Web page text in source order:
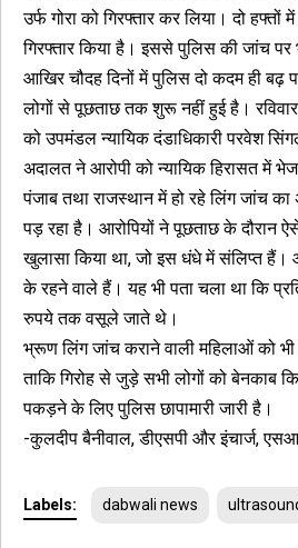
उर्फ गोरा को गिरफ्तार कर लिया। दो
गिरफ्तार किया है। इससे पुलिस की जांच पर
आखिर चौदह दिनों में पुलिस दो कदम ही बढ़
लोगों से पूछताछ तक शुरू नहीं हुई है।
को उपमंडल न्यायिक दंडाधिकारी परवेश
अदालत ने आरोपी को न्यायिक हिरासत में
पंजाब तथा राजस्थान में हो रहे लिंग जांच
पड़ रहा है। आरोपियों ने पूछताछ के दौरान
खुलासा किया था, जो इस धंधे में संलिप्त हैं।
के रहने वाले हैं। यह भी पता चला था कि
रुपये तक वसूले जाते थे।
भ्रूण लिंग जांच कराने वाली महिलाओं को भी
ताकि गिरोह से जुड़े सभी लोगों को बेनकाब
पकड़ने के लिए पुलिस छापामारी जारी है।
-कुलदीप बैनीवाल, डीएसपी और इंचार्ज,
Labels: dabwali news